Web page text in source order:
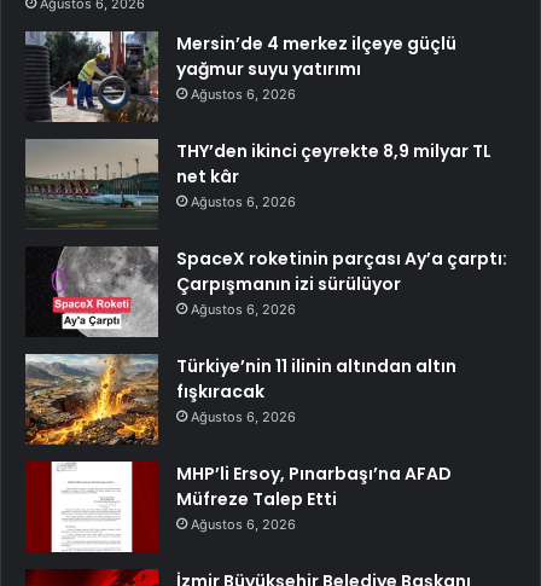
Ağustos 6, 2026
Mersin’de 4 merkez ilçeye güçlü
yağmur suyu yatırımı
Ağustos 6, 2026
THY’den ikinci çeyrekte 8,9 milyar TL
net kâr
Ağustos 6, 2026
SpaceX roketinin parçası Ay’a çarptı:
Çarpışmanın izi sürülüyor
Ağustos 6, 2026
Türkiye’nin 11 ilinin altından altın
fışkıracak
Ağustos 6, 2026
MHP’li Ersoy, Pınarbaşı’na AFAD
Müfreze Talep Etti
Ağustos 6, 2026